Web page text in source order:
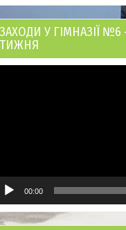
ЗАХОДИ У ГІМНАЗІЇ
ТИЖНЯ
00:00